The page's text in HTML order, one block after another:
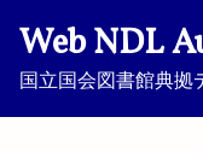
Web NDL
国立国会図書館典拠